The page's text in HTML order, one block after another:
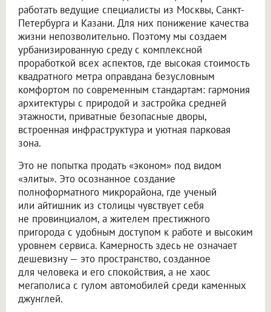
работать ведущие специалисты из Москвы, Санкт-
Петербурга и Казани. Для них понижение качества
жизни непозволительно. Поэтому мы создаем
урбанизированную среду с комплексной
проработкой всех аспектов, где высокая стоимость
квадратного метра оправдана безусловным
комфортом по современным стандартам: гармония
архитектуры с природой и застройка средней
этажности, приватные безопасные дворы,
встроенная инфраструктура и уютная парковая
зона.
Это не попытка продать «эконом» под видом
«элиты». Это осознанное создание
полноформатного микрорайона, где ученый
или айтишник из столицы чувствует себя
не провинциалом, а жителем престижного
пригорода с удобным доступом к работе и высоким
уровнем сервиса. Камерность здесь не означает
дешевизну — это пространство, созданное
для человека и его спокойствия, а не хаос
мегаполиса с гулом автомобилей среди каменных
джунглей.